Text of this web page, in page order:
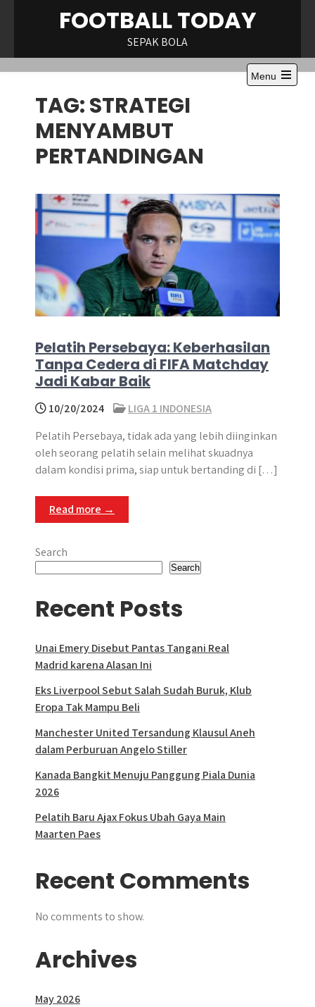
FOOTBALL TODAY
SEPAK BOLA
Menu
Open
TAG:STRATEGI
MENYAMBUT
PERTANDINGAN
Pelatih Persebaya: Keberhasilan
Tanpa Cedera di FIFA Matchday
Jadi Kabar Baik
10/20/2024
LIGA 1 INDONESIA
Pelatih Persebaya, tidak ada yang lebih diinginkan
oleh seorang pelatih selain melihat skuadnya
dalam kondisi prima, siap untuk bertanding di […]
Read more →
Search
Search
Recent Posts
Unai Emery Disebut Pantas Tangani Real
Madrid karena Alasan Ini
Eks Liverpool Sebut Salah Sudah Buruk, Klub
Eropa Tak Mampu Beli
Manchester United Tersandung Klausul Aneh
dalam Perburuan Angelo Stiller
Kanada Bangkit Menuju Panggung Piala Dunia
2026
Pelatih Baru Ajax Fokus Ubah Gaya Main
Maarten Paes
Recent Comments
No comments to show.
Archives
May 2026